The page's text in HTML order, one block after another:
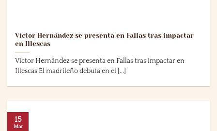
Víctor Hernández se presenta en Fallas tras impactar
en Illescas
Víctor Hernández se presenta en Fallas tras impactar en
Illescas El madrileño debuta en el [...]
15
Mar